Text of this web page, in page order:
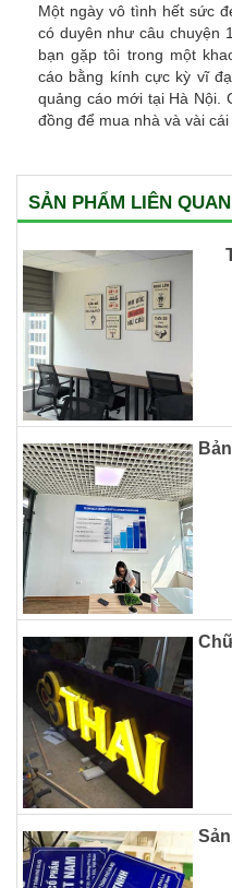
Một ngày vô tình hết sức
có duyên như câu chuyện
bạn gặp tôi trong một
cáo bằng kính cực kỳ vĩ
quảng cáo mới tại Hà Nội.
đồng để mua nhà và vài
SẢN PHẨM LIÊN QUAN